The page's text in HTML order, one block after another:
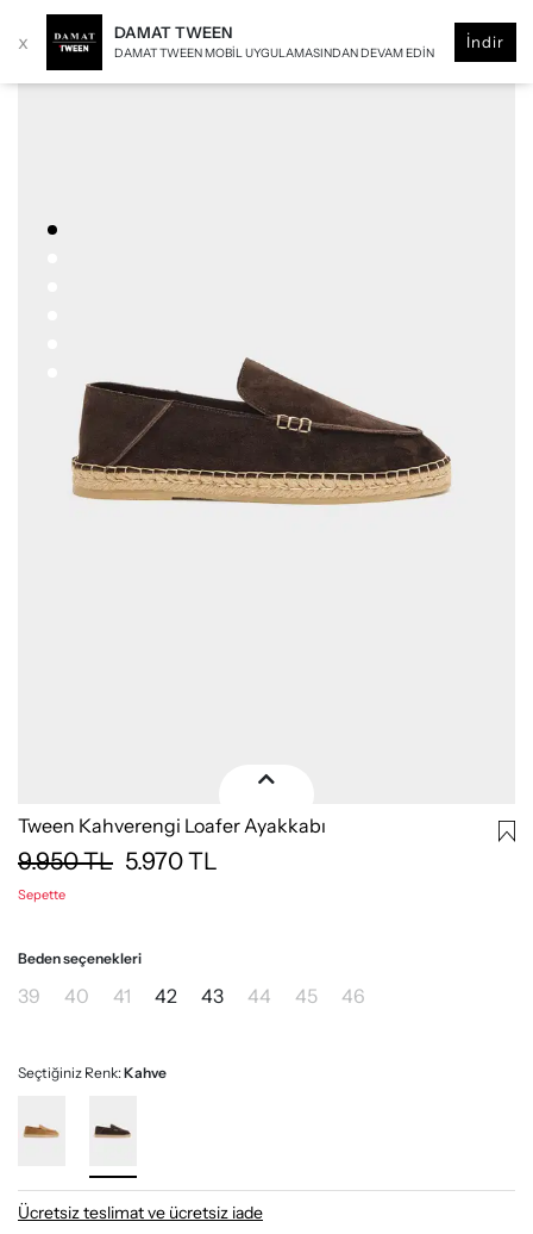
x DAMAT TWEEN
DAMAT TWEEN MOBIL UYGULAMASINDAN DEVAM EDIN
İndir
Tween Kahverengi Loafer Ayakkabı
9.950TL 5.970TL
Sepette
Beden seçenekleri
39 40 41 42 43 44 45 46
Seçtiğiniz Renk:Kahve
Ücretsiz teslimat ve ücretsiz iade